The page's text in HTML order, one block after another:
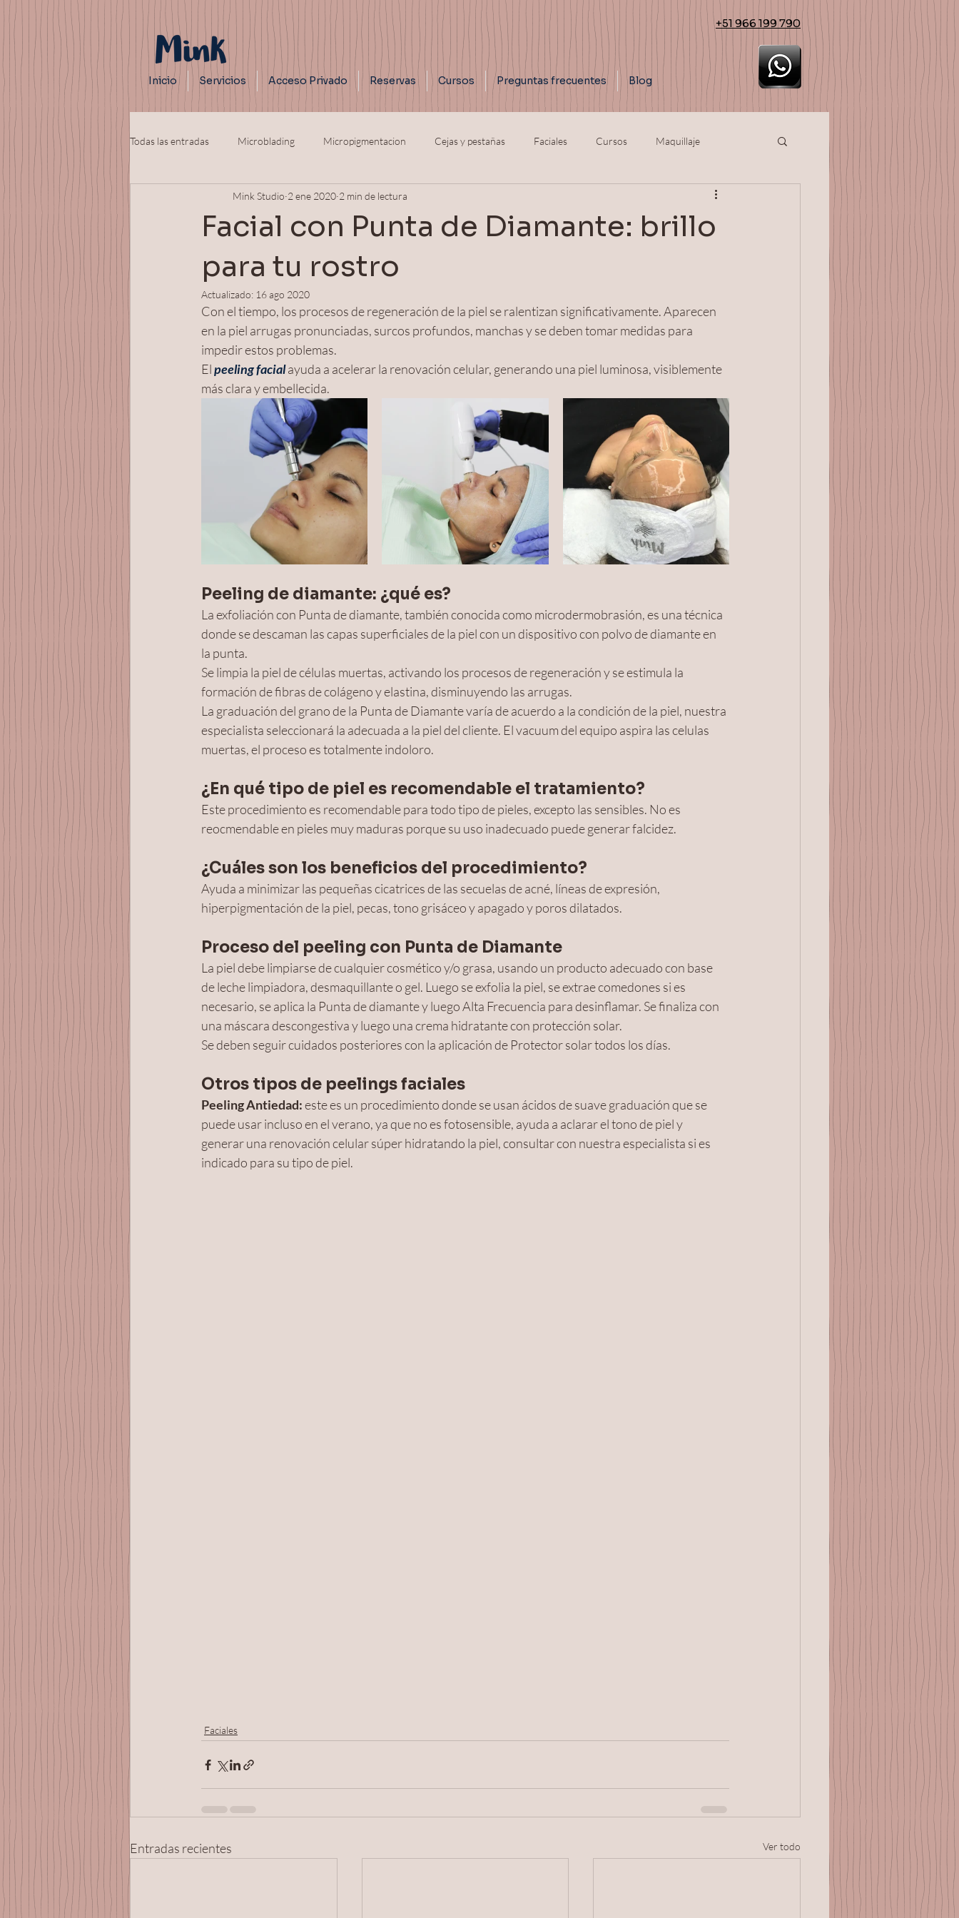
Inicio Servicios Acceso Privado Reservas Cursos Preguntas frecuentes Blog
+51 966 199 790
Todas las entradas Microblading Micropigmentacion Cejas y pestañas Faciales Cursos Maquillaje
Facial con Punta de Diamante: brillo
para tu rostro
Mink Studio 2 ene 2020 2 min de lectura
Actualizado: 16 ago 2020
Con el tiempo, los procesos de regeneración de la piel se ralentizan significativamente. Aparecen
en la piel arrugas pronunciadas, surcos profundos, manchas y se deben tomar medidas para
impedir estos problemas.
El peeling facialayuda a acelerar la renovación celular, generando una piel luminosa, visiblemente
más clara y embellecida.
Peeling de diamante: ¿qué es?
La exfoliación con Punta de diamante, también conocida como microdermobrasión, es una técnica
donde se descaman las capas superficiales de la piel con un dispositivo con polvo de diamante en
la punta.
Se limpia la piel de células muertas, activando los procesos de regeneración y se estimula la
formación de fibras de colágeno y elastina, disminuyendo las arrugas.
La graduación del grano de la Punta de Diamante varía de acuerdo a la condición de la piel, nuestra
especialista seleccionará la adecuada a la piel del cliente. El vacuum del equipo aspira las celulas
muertas, el proceso es totalmente indoloro.
¿En qué tipo de piel es recomendable el tratamiento?
Este procedimiento es recomendable para todo tipo de pieles, excepto las sensibles. No es
reocmendable en pieles muy maduras porque su uso inadecuado puede generar falcidez.
¿Cuáles son los beneficios del procedimiento?
Ayuda a minimizar las pequeñas cicatrices de las secuelas de acné, líneas de expresión,
hiperpigmentación de la piel, pecas, tono grisáceo y apagado y poros dilatados.
Proceso del peeling con Punta de Diamante
La piel debe limpiarse de cualquier cosmético y/o grasa, usando un producto adecuado con base
de leche limpiadora, desmaquillante o gel. Luego se exfolia la piel, se extrae comedones si es
necesario, se aplica la Punta de diamante y luego Alta Frecuencia para desinflamar. Se finaliza con
una máscara descongestiva y luego una crema hidratante con protección solar.
Se deben seguir cuidados posteriores con la aplicación de Protector solar todos los días.
Otros tipos de peelings faciales
Peeling Antiedad: este es un procedimiento donde se usan ácidos de suave graduación que se
puede usar incluso en el verano, ya que no es fotosensible, ayuda a aclarar el tono de piel y
generar una renovación celular súper hidratando la piel, consultar con nuestra especialista si es
indicado para su tipo de piel.
Faciales
Entradas recientes Ver todo